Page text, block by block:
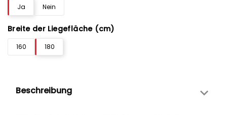
Ja Nein
Breite der Liegefläche (cm)
160 180
Beschreibung